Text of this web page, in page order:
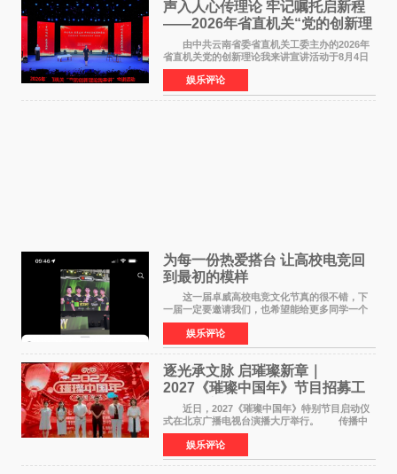
声入人心传理论 牢记嘱托启新程
——2026年省直机关“党的创新理
论我来讲”宣讲活动圆满落幕
由中共云南省委省直机关工委主办的2026年
省直机关党的创新理论我来讲宣讲活动于8月4日
至5日在昆明举办。活动以 "牢记嘱托 感恩奋进
开创云南发展新局面 "为主题，坚持以新时代中国
特色社会主义
娱乐评论
为每一份热爱搭台 让高校电竞回
到最初的模样
这一届卓威高校电竞文化节真的很不错，下
一届一定要邀请我们，也希望能给更多同学一个
来到现场的机会。 2026卓威高校电竞文化节
已经落下帷幕，在活动结束后，仍有不少高校电
竞社负责人和现
娱乐评论
逐光承文脉 启璀璨新章｜
2027《璀璨中国年》节目招募工
作圆满启动
近日，2027《璀璨中国年》特别节目启动仪
式在北京广播电视台演播大厅举行。 传播中
华优秀传统文化，弘扬纯正国风艺术，打造高规
格、高质感、正能量的文艺盛典，是璀璨中国年
矢志不渝的初心
娱乐评论